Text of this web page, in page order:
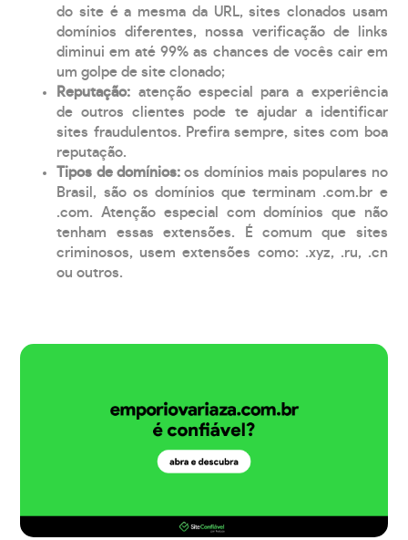
do site é a mesma da URL, sites clonados usam
domínios diferentes, nossa verificação de links
diminui em até 99% as chances de vocês cair em
um golpe de site clonado;
Reputação: atenção especial para a experiência
de outros clientes pode te ajudar a identificar
sites fraudulentos. Prefira sempre, sites com boa
reputação.
Tipos de domínios:os domínios mais populares no
Brasil, são os domínios que terminam .com.br e
.com. Atenção especial com domínios que não
tenham essas extensões. É comum que sites
criminosos, usem extensões como: .xyz, .ru, .cn
ou outros.